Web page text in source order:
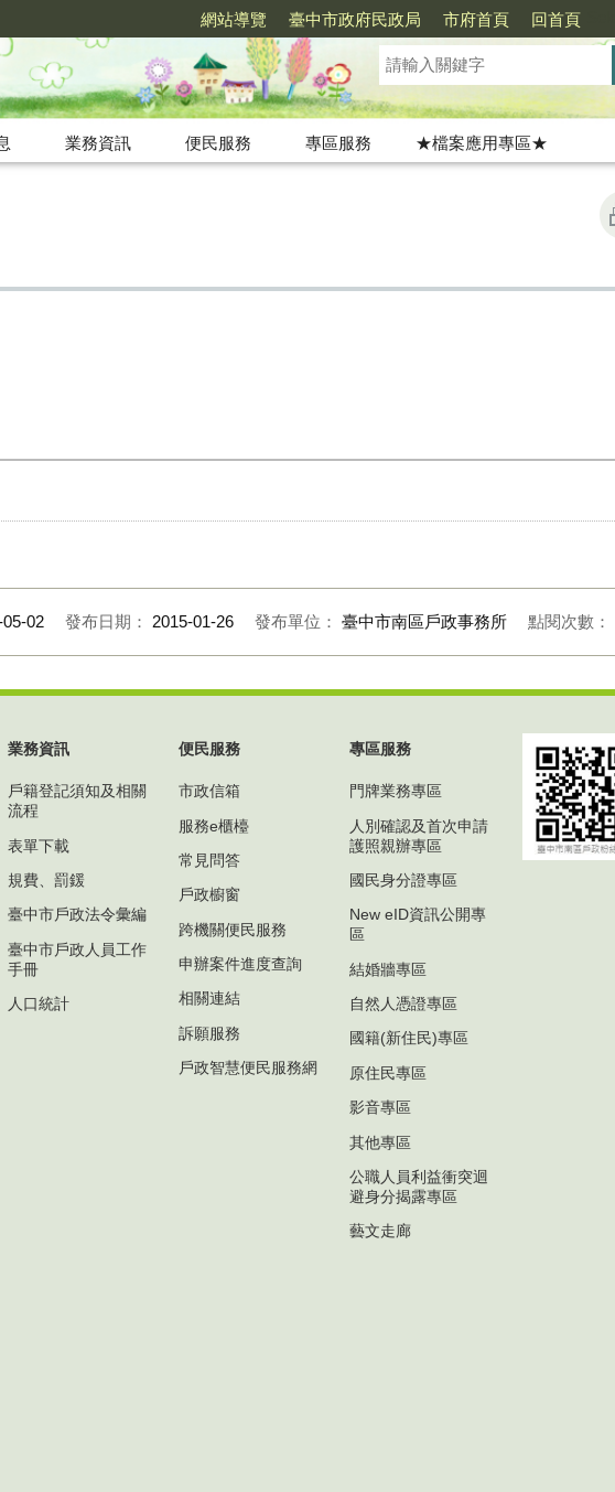
網站導覽 臺中市政府民政局 市府首頁 回首頁
業務資訊 便民服務 專區服務
★檔案應用專區★
05-02 發布日期： 2015-01-26 發布單位： 臺中市南區戶政事務所 點閱次數：
業務資訊
戶籍登記須知及相關
流程
表單下載
規費、罰鍰
臺中市戶政法令彙編
臺中市戶政人員工作
手冊
人口統計
便民服務
市政信箱
服務e櫃檯
常見問答
戶政櫥窗
跨機關便民服務
申辦案件進度查詢
相關連結
訴願服務
戶政智慧便民服務網
專區服務
門牌業務專區
人別確認及首次申請
護照親辦專區
國民身分證專區
New eID資訊公開專
區
結婚牆專區
自然人憑證專區
國籍(新住民)專區
原住民專區
影音專區
其他專區
公職人員利益衝突迴
避身分揭露專區
藝文走廊